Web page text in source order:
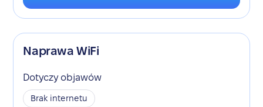
Naprawa WiFi
Dotyczy objawów
Brak internetu